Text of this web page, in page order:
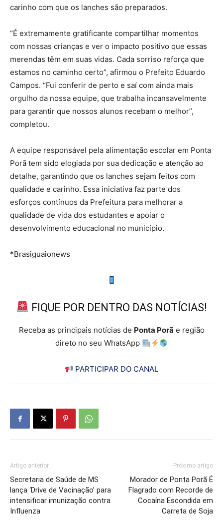
carinho com que os lanches são preparados.
“É extremamente gratificante compartilhar momentos
com nossas crianças e ver o impacto positivo que essas
merendas têm em suas vidas. Cada sorriso reforça que
estamos no caminho certo”, afirmou o Prefeito Eduardo
Campos. “Fui conferir de perto e saí com ainda mais
orgulho da nossa equipe, que trabalha incansavelmente
para garantir que nossos alunos recebam o melhor”,
completou.
A equipe responsável pela alimentação escolar em Ponta
Porã tem sido elogiada por sua dedicação e atenção ao
detalhe, garantindo que os lanches sejam feitos com
qualidade e carinho. Essa iniciativa faz parte dos
esforços contínuos da Prefeitura para melhorar a
qualidade de vida dos estudantes e apoiar o
desenvolvimento educacional no município.
*Brasiguaionews
FIQUE POR DENTRO DAS NOTÍCIAS!
Receba as principais notícias de Ponta Porã e região
direto no seu WhatsApp
PARTICIPAR DO CANAL
Artigo anterior
Secretaria de Saúde de MS
lança ‘Drive de Vacinação’ para
intensificar imunização contra
Influenza
Próximo artigo
Morador de Ponta Porã É
Flagrado com Recorde de
Cocaína Escondida em
Carreta de Soja